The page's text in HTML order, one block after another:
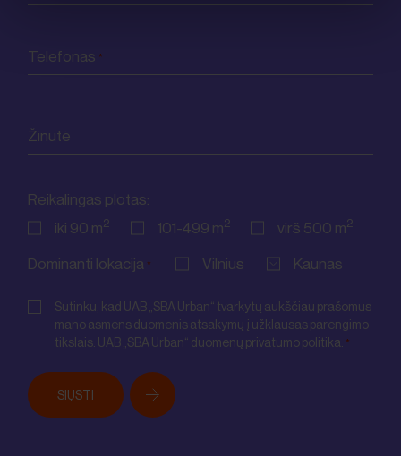
Telefonas *
Žinutė
Reikalingas plotas:
iki 90 m2 101-499 m2 virš 500 m2
Dominanti lokacija * Vilnius Kaunas
Consent *
Sutinku, kad UAB „SBA Urban“ tvarkytų aukščiau prašomus
mano asmens duomenis atsakymų į užklausas parengimo
tikslais. UAB „SBA Urban“ duomenų privatumo politika. *
SIŲSTI